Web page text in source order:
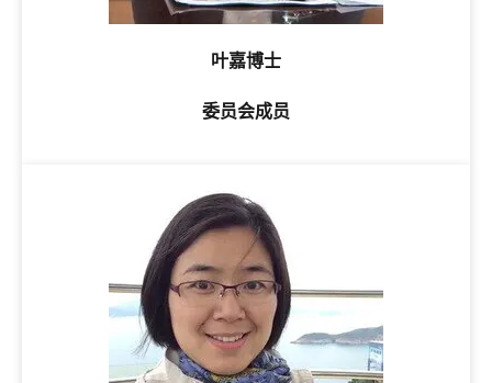
叶嘉博士
委员会成员